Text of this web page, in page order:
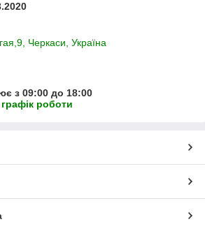
Черкаси, Україна
з 09:00 до 18:00
роботи